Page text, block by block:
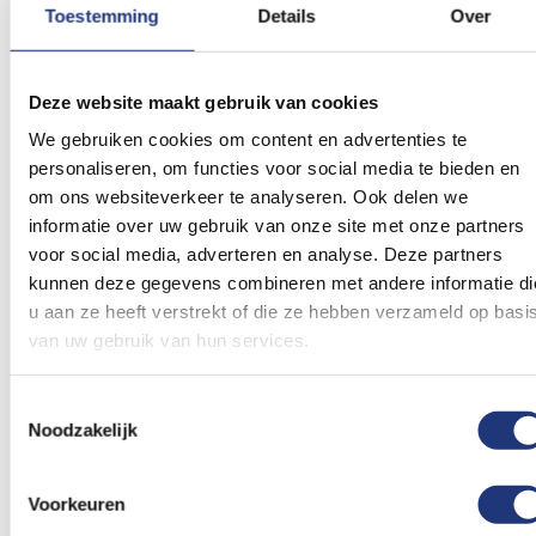
Toestemming Details Over
Deze website maakt gebruik van cookies
We gebruiken cookies om content en advertenties te
personaliseren, om functies voor social media te bieden en
om ons websiteverkeer te analyseren. Ook delen we
informatie over uw gebruik van onze site met onze partners
voor social media, adverteren en analyse. Deze partners
kunnen deze gegevens combineren met andere informatie
u aan ze heeft verstrekt of die ze hebben verzameld op
van uw gebruik van hun services.
Noodzakelijk
Voorkeuren
Vlaggenmast
professioneel laten
Plaatsen
Excl. BTW
Levertijd 15 werkdagen
In winkelmand
Vlaggenmast anti-
diefstal handmatig
Excl. BTW
Levertijd 2 werkdagen
In winkelmand
Voeg
aan
verlanglijst
Meerprijs optie
Voeg
aan